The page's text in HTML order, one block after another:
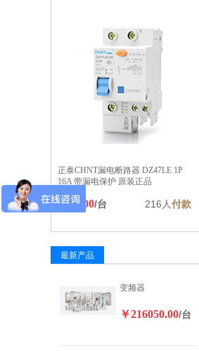
正泰CHNT漏电断路器 DZ47LE 1P
16A 带漏电保护 原装正品
￥20.00/台 216人付款
最新产品
变频器
￥216050.00/台